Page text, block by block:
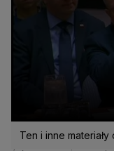
Ten i inne